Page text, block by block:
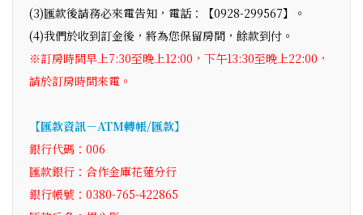
(3)匯款後請務必來電告知，電話：【0928-299567】。
(4)我們於收到訂金後，將為您保留房間，餘款到付。
※訂房時間早上7:30至晚上12:00，下午13:30至晚上22:00，
請於訂房時間來電。
【匯款資訊－ATM轉帳/匯款】
銀行代碼：006
匯款銀行：合作金庫花蓮分行
銀行帳號：0380-765-422865